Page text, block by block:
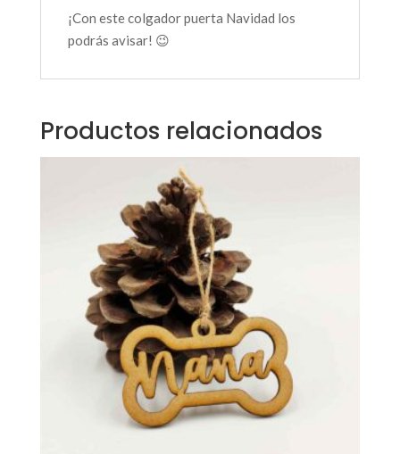
¡Con este colgador puerta Navidad los
podrás avisar! 😉
Productos relacionados